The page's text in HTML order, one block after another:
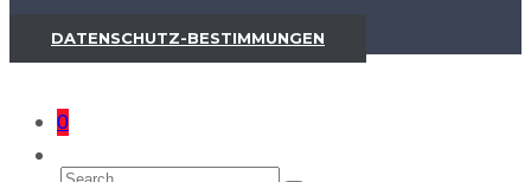
DATENSCHUTZ-BESTIMMUNGEN
0